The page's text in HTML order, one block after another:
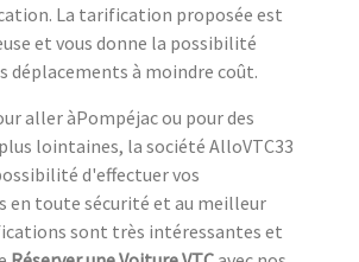
La tarification proposée est
et vous donne la possibilité
déplacements à moindre coût.
aller àPompéjac ou pour des
lointaines, la société AlloVTC33
d'effectuer vos
en toute sécurité et au meilleur
sont très intéressantes et